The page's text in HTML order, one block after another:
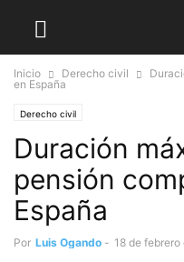
Inicio Derecho civil
en España
Derecho civil
Duración
pensión
España
Por Luis Ogando - 18 de